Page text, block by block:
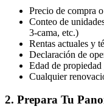
Precio de compra
Conteo de
3-cama, etc.)
Rentas actuales y
Declaración de
Edad de
Cualquier
2. Prepara Tu